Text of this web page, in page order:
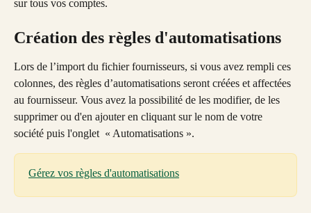
sur tous vos comptes.
Création des règles d'automatisations
Lors de l’import du fichier fournisseurs, si vous avez rempli ces
colonnes, des règles d’automatisations seront créées et affectées
au fournisseur. Vous avez la possibilité de les modifier, de les
supprimer ou d'en ajouter en cliquant sur le nom de votre
société puis l'onglet  « Automatisations ».
Gérez vos règles d'automatisations